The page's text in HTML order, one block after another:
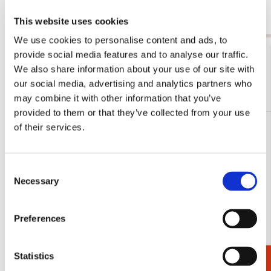
This website uses cookies
We use cookies to personalise content and ads, to
provide social media features and to analyse our traffic.
We also share information about your use of our site with
our social media, advertising and analytics partners who
may combine it with other information that you’ve
provided to them or that they’ve collected from your use
of their services.
Selection
Necessary
Preferences
Statistics
€ 12,99
Bekijk alles van Vogels
Meer van Kerst